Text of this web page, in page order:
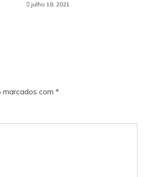
julho 18, 2021
com *